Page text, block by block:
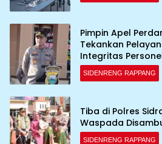
Pimpin Apel
Tekankan
Integritas
SIDENRENG RAPPANG
Tiba di Polres
Waspada
SIDENRENG RAPPANG